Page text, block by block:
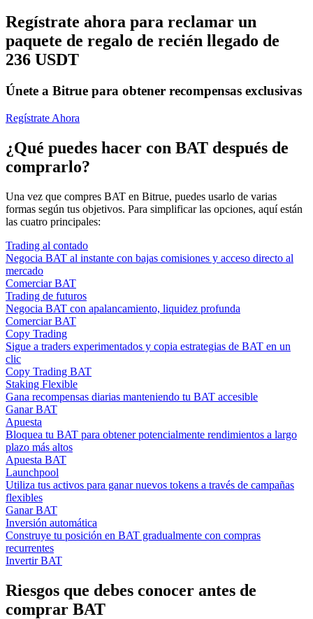
Regístrate ahora para reclamar un
paquete de regalo de recién llegado de
236 USDT
Únete a Bitrue para obtener recompensas exclusivas
Regístrate Ahora
¿Qué puedes hacer con BAT después de
comprarlo?
Una vez que compres BAT en Bitrue, puedes usarlo de varias
formas según tus objetivos. Para simplificar las opciones, aquí están
las cuatro principales:
Trading al contado
Negocia BAT al instante con bajas comisiones y acceso directo al
mercado
Comerciar BAT
Trading de futuros
Negocia BAT con apalancamiento, liquidez profunda
Comerciar BAT
Copy Trading
Sigue a traders experimentados y copia estrategias de BAT en un
clic
Copy Trading BAT
Staking Flexible
Gana recompensas diarias manteniendo tu BAT accesible
Ganar BAT
Apuesta
Bloquea tu BAT para obtener potencialmente rendimientos a largo
plazo más altos
Apuesta BAT
Launchpool
Utiliza tus activos para ganar nuevos tokens a través de campañas
flexibles
Ganar BAT
Inversión automática
Construye tu posición en BAT gradualmente con compras
recurrentes
Invertir BAT
Riesgos que debes conocer antes de
comprar BAT